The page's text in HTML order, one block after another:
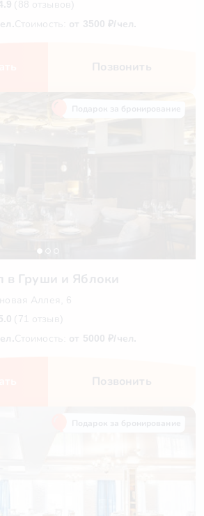
(88 отзывов)
Стоимость: от 3500 ₽/чел.
Позвонить
в Груши и Яблоки
Аллея, 6
(71 отзыв)
Стоимость: от 5000 ₽/чел.
Позвонить